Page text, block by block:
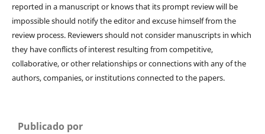
reported in a manuscript or knows that its prompt review will be
impossible should notify the editor and excuse himself from the
review process. Reviewers should not consider manuscripts in which
they have conflicts of interest resulting from competitive,
collaborative, or other relationships or connections with any of the
authors, companies, or institutions connected to the papers.
Publicado por